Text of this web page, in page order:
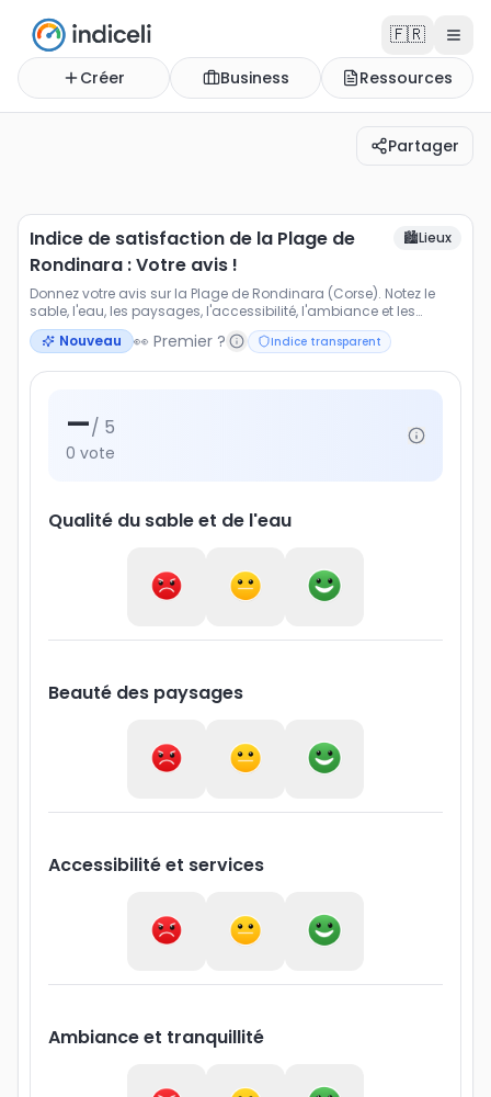
🇫🇷
Créer Business Ressources
Partager
Indice de satisfaction de la Plage de Rondinara : Votre
Donnez votre avis sur la Plage de Rondinara (Corse).
Indice de satisfaction de la Plage de
Rondinara : Votre avis !
🏙️Lieux
Donnez votre avis sur la Plage de Rondinara (Corse). Notez le
sable, l'eau, les paysages, l'accessibilité, l'ambiance et les
activités proposées.
Nouveau 👀 Premier ? Indice transparent
—/ 5
0 vote
Qualité du sable et de l'eau
Beauté des paysages
Accessibilité et services
Ambiance et tranquillité